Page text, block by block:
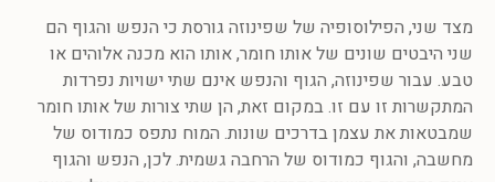
מצד שני, הפילוסופיה של שפינוזה גורסת כי הנפש והגוף הם
שני היבטים שונים של אותו חומר, אותו הוא מכנה אלוהים או
טבע. עבור שפינוזה, הגוף והנפש אינם שתי ישויות נפרדות
המתקשרות זו עם זו. במקום זאת, הן שתי צורות של אותו חומר
שמבטאות את עצמן בדרכים שונות. המוח נתפס כמודוס של
מחשבה, והגוף כמודוס של הרחבה גשמית. לכן, הנפש והגוף